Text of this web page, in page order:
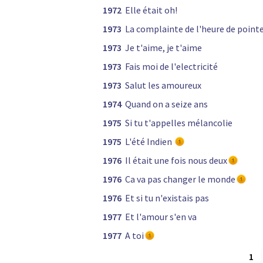
1972 Elle était oh!
1973 La complainte de l'heure de
1973 Je t'aime, je t'aime
1973 Fais moi de l'electricité
1973 Salut les amoureux
1974 Quand on a seize ans
1975 Si tu t'appelles mélancolie
1975 L'été Indien
1976 Il était une fois nous deux
1976 Ca va pas changer le monde
1976 Et si tu n'existais pas
1977 Et l'amour s'en va
1977 A toi
1